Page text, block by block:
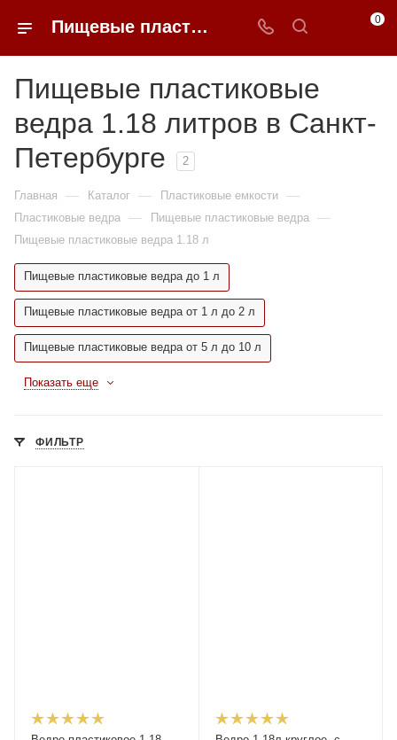
Пищевые пластиковые ведра 1.18 литров недорого в Санкт-Петербурге | 0FFER 0
Пищевые пластиковые
ведра 1.18 литров в Санкт-
Петербурге
2
Главная — Каталог — Пластиковые емкости —
Пластиковые ведра — Пищевые пластиковые ведра —
Пищевые пластиковые ведра 1.18 л
Пищевые пластиковые ведра до 1 л
Пищевые пластиковые ведра от 1 л до 2 л
Пищевые пластиковые ведра от 5 л до 10 л
Показать еще
ФИЛЬТР